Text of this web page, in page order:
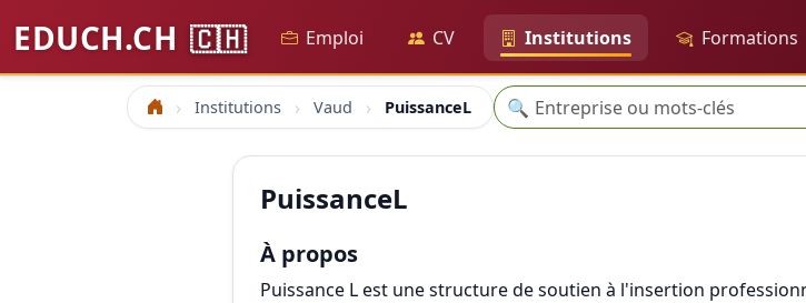
EDUCH.CH 🇨🇭 Emploi CV Institutions Formations
Accueil Institutions Vaud PuissanceL Recherche
🔍
PuissanceL
À propos
Puissance L est une structure de soutien à l'insertion